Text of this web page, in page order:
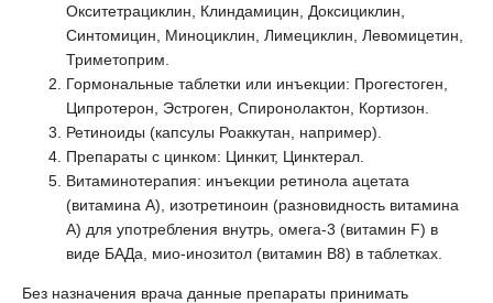
Окситетрациклин, Клиндамицин, Доксициклин,
Синтомицин, Миноциклин, Лимециклин, Левомицетин,
Триметоприм.
Гормональные таблетки или инъекции: Прогестоген,
Ципротерон, Эстроген, Спиронолактон, Кортизон.
Ретиноиды (капсулы Роаккутан, например).
Препараты с цинком: Цинкит, Цинктерал.
Витаминотерапия: инъекции ретинола ацетата
(витамина А), изотретиноин (разновидность витамина
А) для употребления внутрь, омега-3 (витамин F) в
виде БАДа, мио-инозитол (витамин В8) в таблетках.
Без назначения врача данные препараты принимать